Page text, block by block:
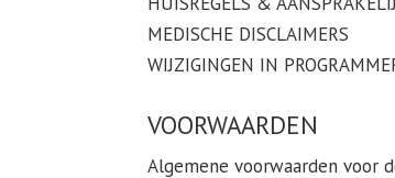
MEDISCHE DISCLAIMERS
WIJZIGINGEN IN
VOORWAARDEN
Algemene voorwaarden voor